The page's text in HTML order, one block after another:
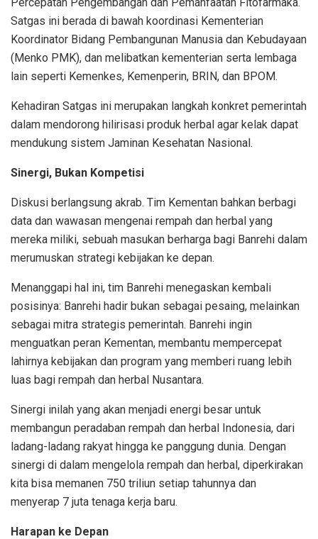
Satgas ini berada di bawah koordinasi Kementerian
Koordinator Bidang Pembangunan Manusia dan Kebudayaan
(Menko PMK), dan melibatkan kementerian serta lembaga
lain seperti Kemenkes, Kemenperin, BRIN, dan BPOM.
Kehadiran Satgas ini merupakan langkah konkret pemerintah
dalam mendorong hilirisasi produk herbal agar kelak dapat
mendukung sistem Jaminan Kesehatan Nasional.
Sinergi, Bukan Kompetisi
Diskusi berlangsung akrab. Tim Kementan bahkan berbagi
data dan wawasan mengenai rempah dan herbal yang
mereka miliki, sebuah masukan berharga bagi Banrehi dalam
merumuskan strategi kebijakan ke depan.
Menanggapi hal ini, tim Banrehi menegaskan kembali
posisinya: Banrehi hadir bukan sebagai pesaing, melainkan
sebagai mitra strategis pemerintah. Banrehi ingin
menguatkan peran Kementan, membantu mempercepat
lahirnya kebijakan dan program yang memberi ruang lebih
luas bagi rempah dan herbal Nusantara.
Sinergi inilah yang akan menjadi energi besar untuk
membangun peradaban rempah dan herbal Indonesia, dari
ladang-ladang rakyat hingga ke panggung dunia. Dengan
sinergi di dalam mengelola rempah dan herbal, diperkirakan
kita bisa memanen 750 triliun setiap tahunnya dan
menyerap 7 juta tenaga kerja baru.
Harapan ke Depan